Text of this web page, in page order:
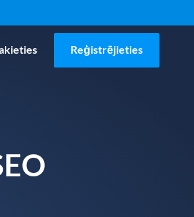
Reģistrējieties